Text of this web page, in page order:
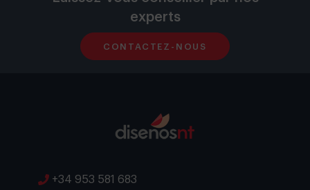
experts
CONTACTEZ-NOUS
+34 953 581 683